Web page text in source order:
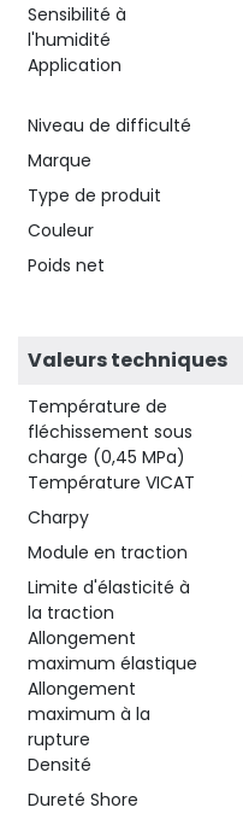
Sensibilité à
l'humidité
Application
Niveau de difficulté
Marque
Type de produit
Couleur
Poids net
Valeurs techniques
Température de
fléchissement sous
charge (0,45 MPa)
Température VICAT
Charpy
Module en traction
Limite d'élasticité à
la traction
Allongement
maximum élastique
Allongement
maximum à la
rupture
Densité
Dureté Shore